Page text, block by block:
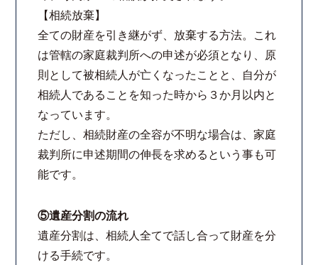
【相続放棄】
全ての財産を引き継がず、放棄する方法。これ
は管轄の家庭裁判所への申述が必須となり、原
則として被相続人が亡くなったことと、自分が
相続人であることを知った時から３か月以内と
なっています。
ただし、相続財産の全容が不明な場合は、家庭
裁判所に申述期間の伸長を求めるという事も可
能です。
⑤遺産分割の流れ
遺産分割は、相続人全てで話し合って財産を分
ける手続です。